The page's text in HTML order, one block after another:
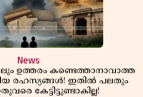
News
ഉത്തരം കണ്ടെത്താനാവാത്ത
രഹസ്യങ്ങൾ! ഇതിൽ പലതും
കേട്ടിട്ടുണ്ടാകില്ല!